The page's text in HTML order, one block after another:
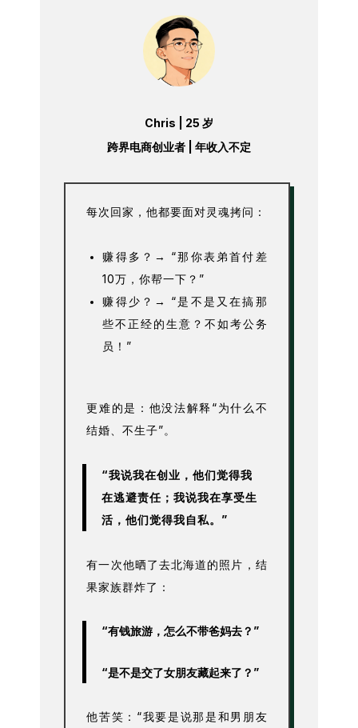
Chris | 25 岁
跨界电商创业者 | 年收入不定
每次回家，他都要面对灵魂拷问：
赚得多？→ “那你表弟首付差
10万，你帮一下？”
赚得少？→ “是不是又在搞那
些不正经的生意？不如考公务
员！”
更难的是：他没法解释“为什么不
结婚、不生子”。
“我说我在创业，他们觉得我
在逃避责任；我说我在享受生
活，他们觉得我自私。”
有一次他晒了去北海道的照片，结
果家族群炸了：
“有钱旅游，怎么不带爸妈去？”
“是不是交了女朋友藏起来了？”
他苦笑：“我要是说那是和男朋友